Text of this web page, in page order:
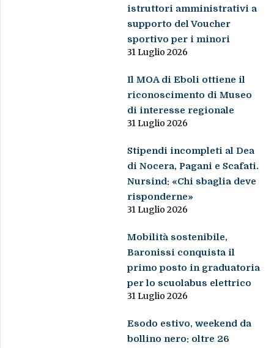
istruttori amministrativi a
supporto del Voucher
sportivo per i minori
31 Luglio 2026
Il MOA di Eboli ottiene il
riconoscimento di Museo
di interesse regionale
31 Luglio 2026
Stipendi incompleti al Dea
di Nocera, Pagani e Scafati.
Nursind: «Chi sbaglia deve
risponderne»
31 Luglio 2026
Mobilità sostenibile,
Baronissi conquista il
primo posto in graduatoria
per lo scuolabus elettrico
31 Luglio 2026
Esodo estivo, weekend da
bollino nero: oltre 26